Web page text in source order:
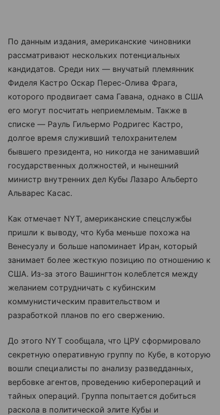
По данным издания, американские чиновники
рассматривают нескольких потенциальных
кандидатов. Среди них — внучатый племянник
Фиделя Кастро Оскар Перес-Олива Фрага,
которого продвигает сама Гавана, однако в США
его могут посчитать неприемлемым. Также в
списке — Рауль Гильермо Родригес Кастро,
долгое время служивший телохранителем
бывшего президента, но никогда не занимавший
государственных должностей, и нынешний
министр внутренних дел Кубы Лазаро Альберто
Альварес Касас.
Как отмечает NYT, американские спецслужбы
пришли к выводу, что Куба меньше похожа на
Венесуэлу и больше напоминает Иран, который
занимает более жесткую позицию по отношению к
США. Из-за этого Вашингтон колеблется между
желанием сотрудничать с кубинским
коммунистическим правительством и
разработкой планов по его свержению.
До этого NYT сообщала, что ЦРУ сформировало
секретную оперативную группу по Кубе, в которую
вошли специалисты по анализу разведданных,
вербовке агентов, проведению киберопераций и
тайных операций. Группа попытается добиться
раскола в политической элите Кубы и